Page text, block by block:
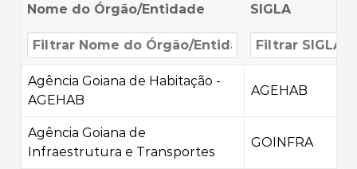
Nome do Órgão/Entidade SIGLA
Agência Goiana de Habitação -
AGEHAB
AGEHAB
Agência Goiana de
Infraestrutura e Transportes
GOINFRA